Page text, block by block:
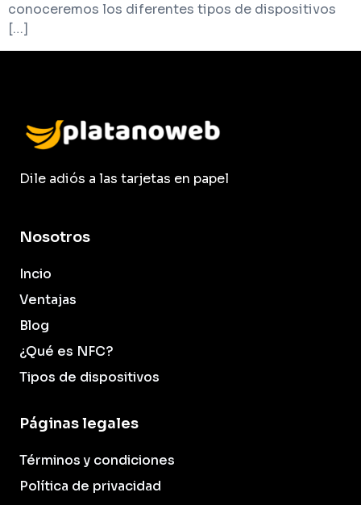
conoceremos los diferentes tipos de dispositivos
[…]
Dile adiós a las tarjetas en papel
Nosotros
Incio
Ventajas
Blog
¿Qué es NFC?
Tipos de dispositivos
Páginas legales
Términos y condiciones
Política de privacidad